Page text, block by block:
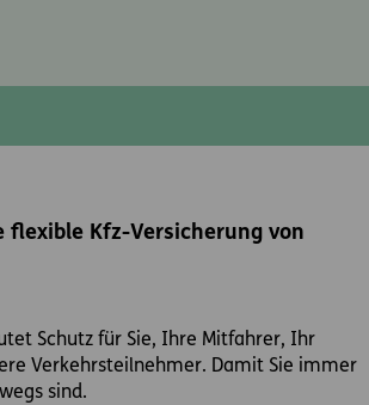
flexible Kfz-Versicherung von
Schutz für Sie, Ihre Mitfahrer, Ihr
Verkehrsteilnehmer. Damit Sie immer
sind.